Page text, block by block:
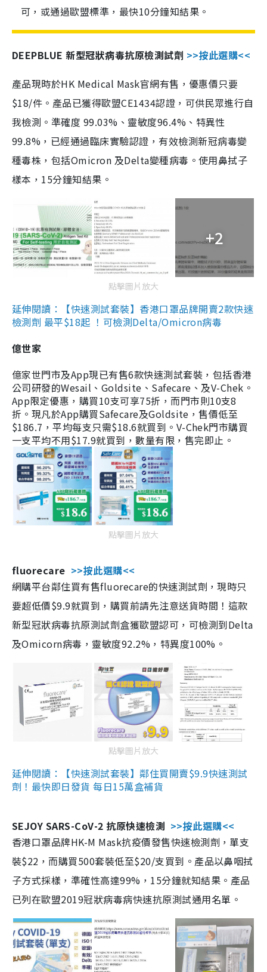
可，或通過歐盟標準，最快10分鐘知結果。
DEEPBLUE 新型冠狀病毒抗原檢測試劑 >>按此選購<<
產品現時於HK Medical Mask官網有售，優惠價只要
$18/件。產品已獲得歐盟CE1434認證，可供民眾進行自
我檢測。準確度 99.03%、靈敏度96.4%、特異性
99.8%，已經通過臨床實驗認證，有效檢測新冠病毒變
種毒株，包括Omicron 及Delta變種病毒。使用鼻拭子
樣本，15分鐘知結果。
+2
點擊圖片放大
延伸閱讀：【快速測試套裝】香港口罩品牌開賣2款快速
檢測劑 最平$18起 ！可檢測Delta/Omicron病毒
億世家
億家世門市及App現已有售6款快速測試套裝，包括香港
公司研發的Wesail、Goldsite、Safecare、及V-Chek。
App限定優惠，購買10支可享75折，而門市則10支8
折。現凡於App購買Safecare及Goldsite，售價低至
$186.7，平均每支只需$18.6就買到。V-Chek門市購買
一支平均不用$17.9就買到，數量有限，售完即止。
點擊圖片放大
fluorecare >>按此選購<<
網購平台鄰住買有售fluorecare的快速測試劑，現時只
要超低價$9.9就買到，購買前請先注意送貨時間！這款
新型冠狀病毒抗原測試劑盒獲歐盟認可，可檢測到Delta
及Omicorn病毒，靈敏度92.2%，特異度100%。
點擊圖片放大
延伸閱讀：【快速測試套裝】鄰住買開賣$9.9快速測試
劑！最快即日發貨 每日15萬盒補貨
SEJOY SARS-CoV-2 抗原快速檢測 >>按此選購<<
香港口罩品牌HK-M Mask抗疫價發售快速檢測劑，單支
裝$22，而購買500套裝低至$20/支買到。產品以鼻咽拭
子方式採樣，準確性高達99%，15分鐘就知結果。產品
已列在歐盟2019冠狀病毒病快速抗原測試通用名單。